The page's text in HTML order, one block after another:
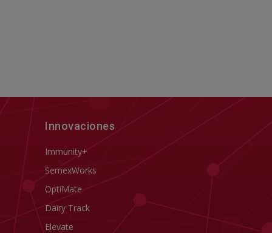
Innovaciones
Immunity+
SemexWorks
OptiMate
Dairy Track
Elevate